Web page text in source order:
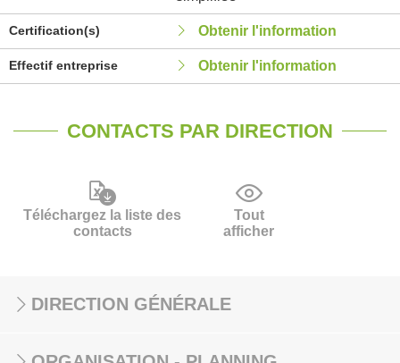
Certification(s) Obtenir l'information
Effectif entreprise Obtenir l'information
CONTACTS PAR DIRECTION
Téléchargez la liste des
contacts
Tout
afficher
DIRECTION GÉNÉRALE